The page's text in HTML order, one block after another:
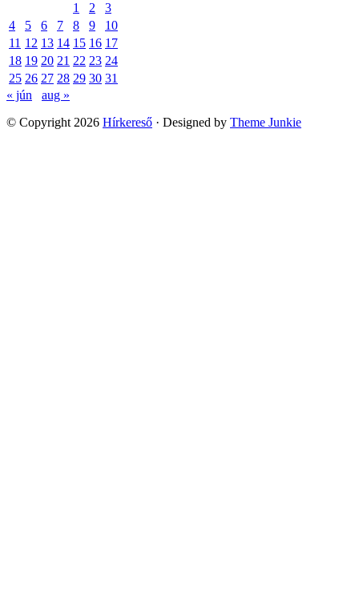
1
2
3
4
5 6 7 8 9
10
11 12 13 14 15 16 17
18 19 20 21 22 23 24
25 26 27 28 29 30 31
« jún
aug »
© Copyright 2026 Hírkereső · Designed by Theme Junkie